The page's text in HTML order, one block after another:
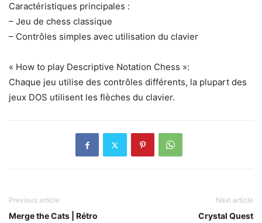
Caractéristiques principales :
– Jeu de chess classique
– Contrôles simples avec utilisation du clavier
« How to play Descriptive Notation Chess »:
Chaque jeu utilise des contrôles différents, la plupart des
jeux DOS utilisent les flèches du clavier.
Previous article
Merge the Cats | Rétro
Next article
Crystal Quest